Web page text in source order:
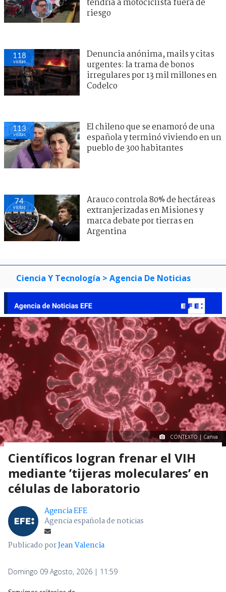
tendría a motociclista fuera de
riesgo
118
visitas
Denuncia anónima, mails y citas
urgentes: la trama de bonos
irregulares por 13 mil millones en
Codelco
113
visitas
El chileno que se enamoró de una
española y terminó viviendo en un
pueblo de 300 habitantes
74
visitas
Arauco controla 80% de hectáreas
extranjerizadas en Misiones y
marca debate por tierras en
Argentina
Ciencia Y Tecnología > Agencia De Noticias
CONTEXTO | Canva
Científicos logran frenar el VIH
mediante ’tijeras moleculares’ en
células de laboratorio
Agencia EFE
Agencia española de noticias
Publicado porJean Valencia
Domingo 09 Agosto, 2026 | 11:59